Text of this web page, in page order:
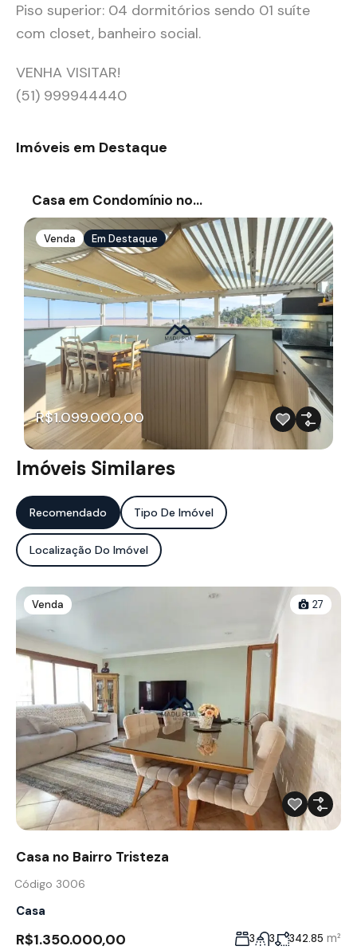
Piso superior: 04 dormitórios sendo 01 suíte
com closet, banheiro social.
VENHA VISITAR!
(51) 999944440
Imóveis em Destaque
Casa em Condomínio no…
Venda Em Destaque
R$1.099.000,00
Imóveis Similares
Recomendado Tipo De Imóvel
Localização Do Imóvel
Venda 27
Casa no Bairro Tristeza
Código 3006
Casa
R$1.350.000,00 3 3 342.85 m²